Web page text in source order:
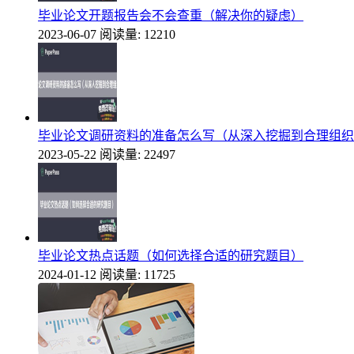
毕业论文开题报告会不会查重（解决你的疑虑）
2023-06-07 阅读量: 12210
毕业论文调研资料的准备怎么写（从深入挖掘到合理组
2023-05-22 阅读量: 22497
毕业论文热点话题（如何选择合适的研究题目）
2024-01-12 阅读量: 11725